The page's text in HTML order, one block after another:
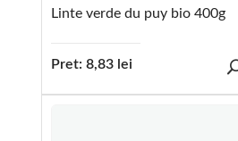
Linte verde du puy bio 400g
Pret: 8,83 lei